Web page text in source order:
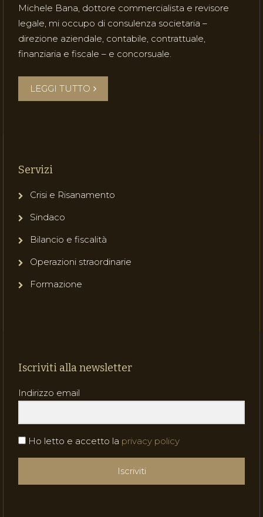
Michele Bana, dottore commercialista e revisore
legale, mi occupo di consulenza societaria –
direzione aziendale, contabile, contrattuale,
finanziaria e fiscale – e concorsuale.
LEGGI TUTTO
Servizi
Crisi e Risanamento
Sindaco
Bilancio e fiscalità
Operazioni straordinarie
Formazione
Iscriviti alla newsletter
Indirizzo email
Ho letto e accetto la privacy policy
Iscriviti